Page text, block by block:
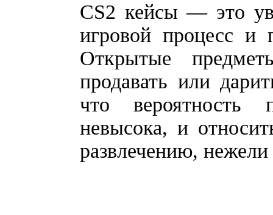
CS2 кейсы — это
игровой процесс и
Открытые
продавать или
что вероятность
невысока, и
развлечению,